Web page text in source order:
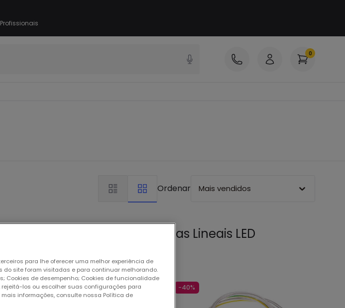
0
Ordenar Mais vendidos
Accessórios Barras Lineais LED
-40%
para lhe oferecer uma melhor experiência de
do site foram visitadas e para continuar melhorando.
Cookies de desempenho; Cookies de funcionalidade
los ou escolher suas configurações para
informações, consulte nossa Política de